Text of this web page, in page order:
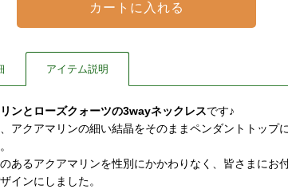
アイテム説明
ンとローズクォーツの3wayネックレスです♪
アクアマリンの細い結晶をそのままペンダントトップ
あるアクアマリンを性別にかかわりなく、皆さまにお
インにしました。